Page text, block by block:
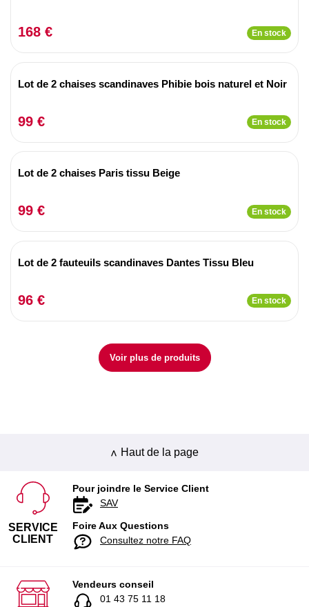
168 € En stock
Lot de 2 chaises scandinaves Phibie bois naturel et Noir
99 € En stock
Lot de 2 chaises Paris tissu Beige
99 € En stock
Lot de 2 fauteuils scandinaves Dantes Tissu Bleu
96 € En stock
Voir plus de produits
Haut de la page
SERVICE
CLIENT
Pour joindre le Service Client
SAV
Foire Aux Questions
Consultez notre FAQ
Vendeurs conseil
01 43 75 11 18